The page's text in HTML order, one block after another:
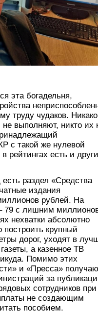
эта богадельня,
труду чудаков.
выполняют, никто их
с такой же нулевой
рейтингах есть и
раздел «Средства
издания
рублей. На
79 с лишним
нехватки абсолютно
построить крупный
дорог, уходят в
а казенное ТВ
Помимо этих
и «Пресса»
за
сотрудников при
не создающим
пособием.